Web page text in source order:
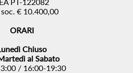
€ 10.400,00
ORARI
Chiuso
al Sabato
/ 16:00-19:30